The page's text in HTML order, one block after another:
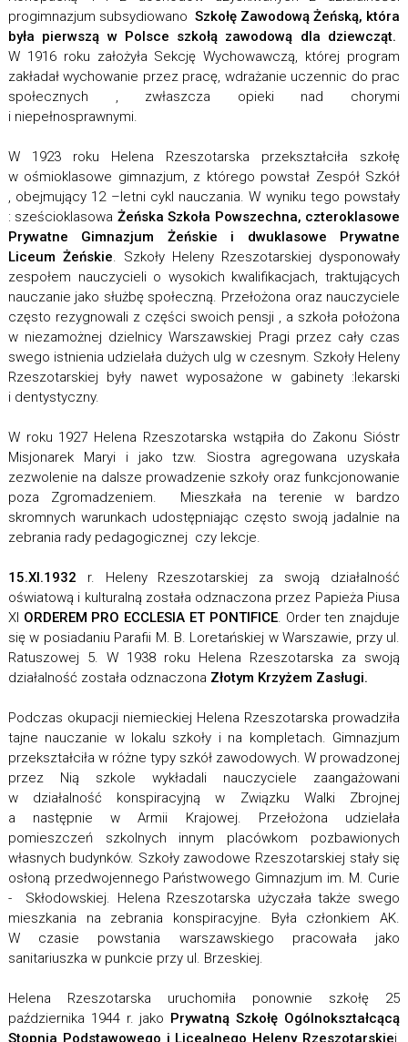
progimnazjum subsydiowano Szkołę Zawodową Żeńską, która
była pierwszą w Polsce szkołą zawodową dla dziewcząt.
W 1916 roku założyła Sekcję Wychowawczą, której program
zakładał wychowanie przez pracę, wdrażanie uczennic do prac
społecznych , zwłaszcza opieki nad chorymi
i niepełnosprawnymi.
W 1923 roku Helena Rzeszotarska przekształciła szkołę
w ośmioklasowe gimnazjum, z którego powstał Zespół Szkół
, obejmujący 12 –letni cykl nauczania. W wyniku tego powstały
: sześcioklasowa Żeńska Szkoła Powszechna, czteroklasowe
Prywatne Gimnazjum Żeńskie i dwuklasowe Prywatne
Liceum Żeńskie. Szkoły Heleny Rzeszotarskiej dysponowały
zespołem nauczycieli o wysokich kwalifikacjach, traktujących
nauczanie jako służbę społeczną. Przełożona oraz nauczyciele
często rezygnowali z części swoich pensji , a szkoła położona
w niezamożnej dzielnicy Warszawskiej Pragi przez cały czas
swego istnienia udzielała dużych ulg w czesnym. Szkoły Heleny
Rzeszotarskiej były nawet wyposażone w gabinety :lekarski
i dentystyczny.
W roku 1927 Helena Rzeszotarska wstąpiła do Zakonu Sióstr
Misjonarek Maryi i jako tzw. Siostra agregowana uzyskała
zezwolenie na dalsze prowadzenie szkoły oraz funkcjonowanie
poza Zgromadzeniem. Mieszkała na terenie w bardzo
skromnych warunkach udostępniając często swoją jadalnie na
zebrania rady pedagogicznej czy lekcje.
15.XI.1932 r. Heleny Rzeszotarskiej za swoją działalność
oświatową i kulturalną została odznaczona przez Papieża Piusa
XI ORDEREM PRO ECCLESIA ET PONTIFICE. Order ten znajduje
się w posiadaniu Parafii M. B. Loretańskiej w Warszawie, przy ul.
Ratuszowej 5. W 1938 roku Helena Rzeszotarska za swoją
działalność została odznaczona Złotym Krzyżem Zasługi.
Podczas okupacji niemieckiej Helena Rzeszotarska prowadziła
tajne nauczanie w lokalu szkoły i na kompletach. Gimnazjum
przekształciła w różne typy szkół zawodowych. W prowadzonej
przez Nią szkole wykładali nauczyciele zaangażowani
w działalność konspiracyjną w Związku Walki Zbrojnej
a następnie w Armii Krajowej. Przełożona udzielała
pomieszczeń szkolnych innym placówkom pozbawionych
własnych budynków. Szkoły zawodowe Rzeszotarskiej stały się
osłoną przedwojennego Państwowego Gimnazjum im. M. Curie
- Skłodowskiej. Helena Rzeszotarska użyczała także swego
mieszkania na zebrania konspiracyjne. Była członkiem AK.
W czasie powstania warszawskiego pracowała jako
sanitariuszka w punkcie przy ul. Brzeskiej.
Helena Rzeszotarska uruchomiła ponownie szkołę 25
października 1944 r. jako Prywatną Szkołę Ogólnokształcącą
Stopnia Podstawowego i Licealnego Heleny Rzeszotarskiej,